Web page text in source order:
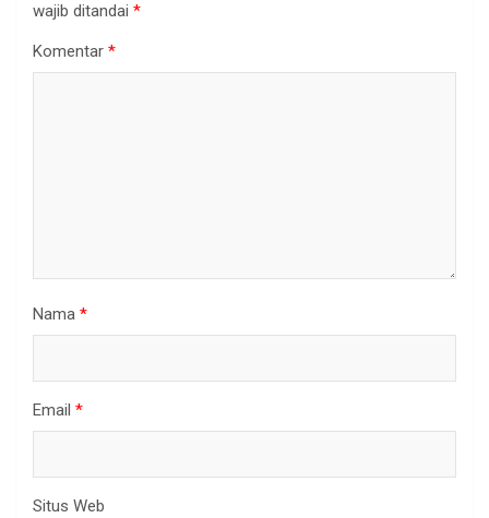
wajib ditandai *
Komentar *
Nama *
Email *
Situs Web